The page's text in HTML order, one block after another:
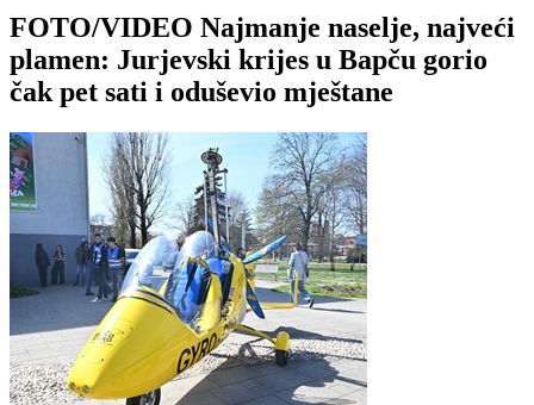
FOTO/VIDEO Najmanje naselje, najveći
plamen: Jurjevski krijes u Bapču gorio
čak pet sati i oduševio mještane